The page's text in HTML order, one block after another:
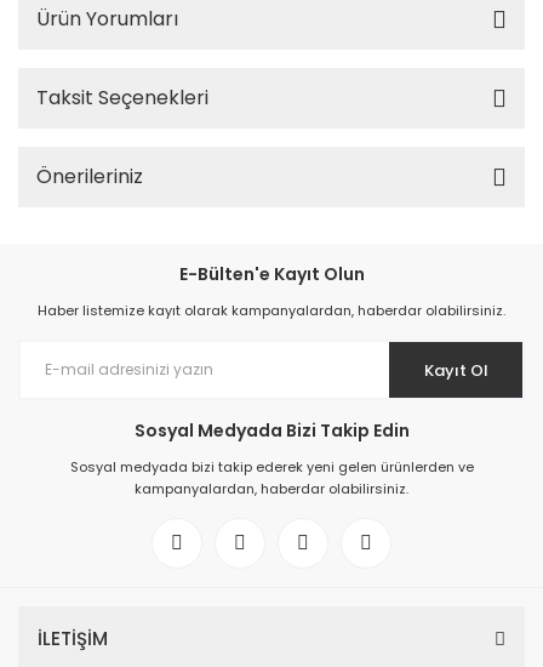
Ürün Yorumları
Taksit Seçenekleri
Önerileriniz
E-Bülten'e Kayıt Olun
Haber listemize kayıt olarak kampanyalardan, haberdar olabilirsiniz.
Kayıt Ol
Sosyal Medyada Bizi Takip Edin
Sosyal medyada bizi takip ederek yeni gelen ürünlerden ve
kampanyalardan, haberdar olabilirsiniz.
İLETİŞİM